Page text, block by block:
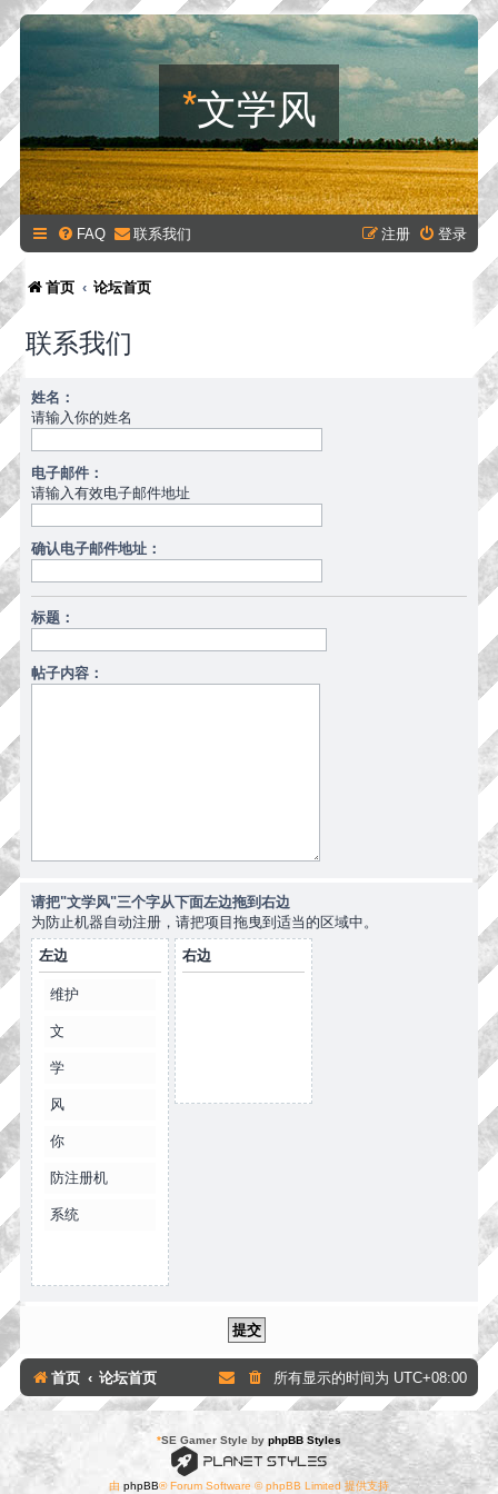
*文学风
FAQ 联系我们 登录
注册
首页 论坛首页
联系我们
姓名：
请输入你的姓名
电子邮件：
请输入有效电子邮件地址
确认电子邮件地址：
标题：
帖子内容：
请把"文学风"三个字从下面左边拖到右边
为防止机器自动注册，请把项目拖曳到适当的区域中。
左边
维护
文
学
风
你
防注册机
系统
右边
首页 论坛首页 所有显示的时间为 UTC+08:00
*SE Gamer Style by phpBB Styles
由 phpBB® Forum Software © phpBB Limited 提供支持